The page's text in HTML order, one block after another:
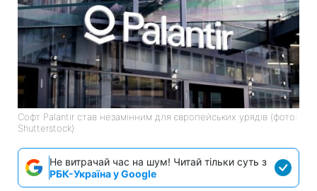
Софт Palantir став незамінним для європейських урядів (фото:
Shutterstock)
Не витрачай час на шум! Читай тільки суть з
РБК-Україна у Google